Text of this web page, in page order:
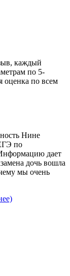
каждый
по 5-
оценка по всем
Нине
по
дает
дочь вошла
мы очень